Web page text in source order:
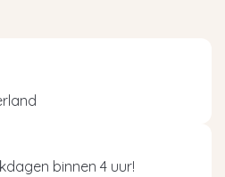
binnen 4 uur!